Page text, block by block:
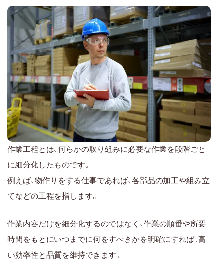
作業工程とは、何らかの取り組みに必要な作業を段階ごと
に細分化したものです。
例えば、物作りをする仕事であれば、各部品の加工や組み立
てなどの工程を指します。
作業内容だけを細分化するのではなく、作業の順番や所要
時間をもとにいつまでに何をすべきかを明確にすれば、高
い効率性と品質を維持できます。